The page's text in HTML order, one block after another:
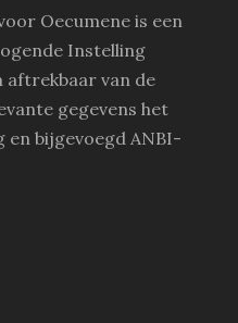
Oecumene is een
Instelling
aftrekbaar van de
gegevens het
bijgevoegd ANBI-